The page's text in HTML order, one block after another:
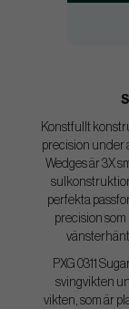
Konstfullt
precision under
Wedges är 3X
perfekta
precision som
PXG 0311
svingvikten
vikten, som är